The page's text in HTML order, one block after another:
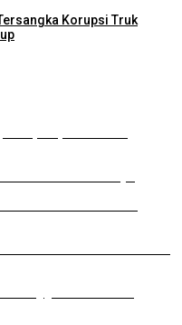
Korupsi Truk